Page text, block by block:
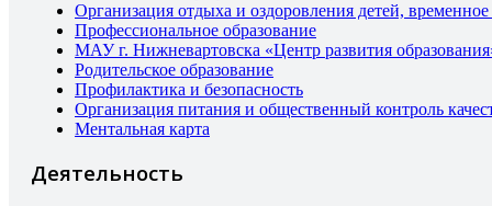
Организация отдыха и оздоровления детей,
Профессиональное образование
МАУ г. Нижневартовска «Центр развития
Родительское образование
Профилактика и безопасность
Организация питания и общественный контроль
Ментальная карта
Деятельность